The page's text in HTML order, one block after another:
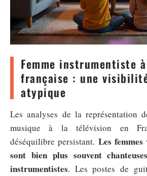
Femme instrumentiste
française : une
atypique
Les analyses de la représentation
musique à la télévision en
déséquilibre persistant. Les
sont bien plus souvent
instrumentistes. Les postes de